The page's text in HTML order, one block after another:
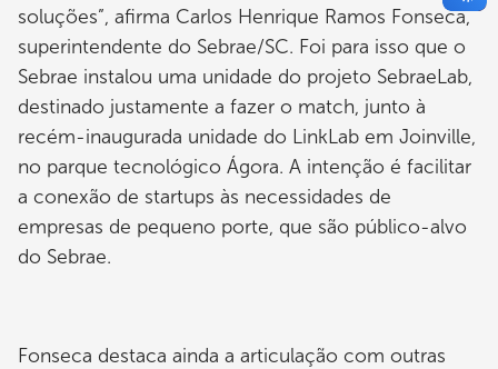
soluções”, afirma Carlos Henrique Ramos Fonseca,
superintendente do Sebrae/SC. Foi para isso que o
Sebrae instalou uma unidade do projeto SebraeLab,
destinado justamente a fazer o match, junto à
recém-inaugurada unidade do LinkLab em Joinville,
no parque tecnológico Ágora. A intenção é facilitar
a conexão de startups às necessidades de
empresas de pequeno porte, que são público-alvo
do Sebrae.
Fonseca destaca ainda a articulação com outras